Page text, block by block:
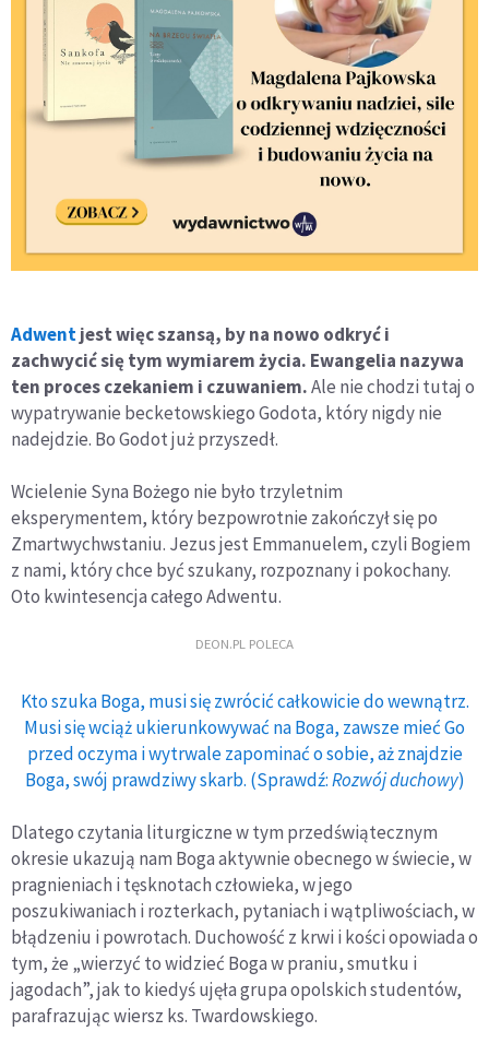
Adwentjest więc szansą, by na nowo odkryć i
zachwycić się tym wymiarem życia. Ewangelia nazywa
ten proces czekaniem i czuwaniem.Ale nie chodzi tutaj o
wypatrywanie becketowskiego Godota, który nigdy nie
nadejdzie. Bo Godot już przyszedł.
Wcielenie Syna Bożego nie było trzyletnim
eksperymentem, który bezpowrotnie zakończył się po
Zmartwychwstaniu. Jezus jest Emmanuelem, czyli Bogiem
z nami, który chce być szukany, rozpoznany i pokochany.
Oto kwintesencja całego Adwentu.
DEON.PL POLECA
Kto szuka Boga, musi się zwrócić całkowicie do wewnątrz.
Musi się wciąż ukierunkowywać na Boga, zawsze mieć Go
przed oczyma i wytrwale zapominać o sobie, aż znajdzie
Boga, swój prawdziwy skarb. (Sprawdź:Rozwój duchowy)
Dlatego czytania liturgiczne w tym przedświątecznym
okresie ukazują nam Boga aktywnie obecnego w świecie, w
pragnieniach i tęsknotach człowieka, w jego
poszukiwaniach i rozterkach, pytaniach i wątpliwościach, w
błądzeniu i powrotach. Duchowość z krwi i kości opowiada o
tym, że „wierzyć to widzieć Boga w praniu, smutku i
jagodach”, jak to kiedyś ujęła grupa opolskich studentów,
parafrazując wiersz ks. Twardowskiego.